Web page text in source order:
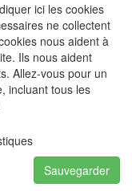
ici les cookies
ne collectent
nous aident à
Ils nous aident
Allez-vous pour un
incluant tous les
Sauvegarder